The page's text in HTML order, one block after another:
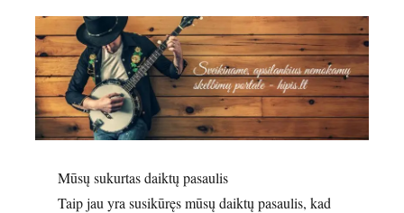
Mūsų sukurtas daiktų pasaulis
Taip jau yra susikūręs mūsų daiktų pasaulis, kad